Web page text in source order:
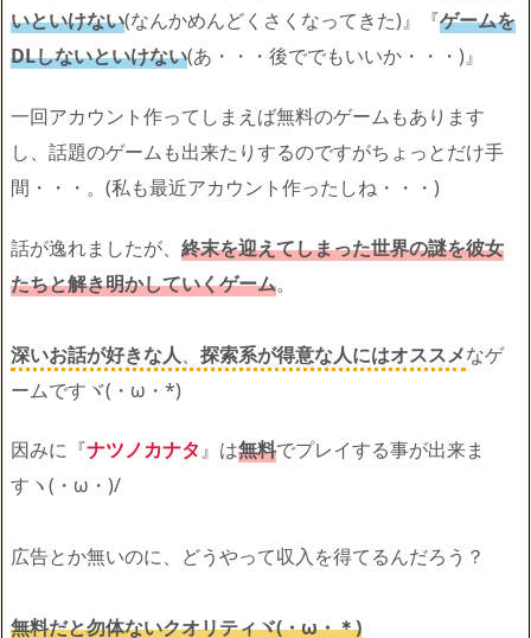
いといけない(なんかめんどくさくなってきた)』『ゲームを
DLしないといけない(あ・・・後ででもいいか・・・)』
一回アカウント作ってしまえば無料のゲームもあります
し、話題のゲームも出来たりするのですがちょっとだけ手
間・・・。(私も最近アカウント作ったしね・・・)
話が逸れましたが、 終末を迎えてしまった世界の謎を彼女
たちと解き明かしていくゲーム。
深いお話が好きな人、 探索系が得意な人にはオススメなゲ
ームですヾ(・ω・*)
因みに『ナツノカナタ』は無料でプレイする事が出来ま
すヽ(・ω・)/
広告とか無いのに、どうやって収入を得てるんだろう？
無料だと勿体ないクオリティヾ(・ω・＊)